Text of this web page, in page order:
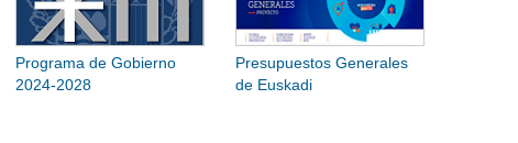
Programa de Gobierno
2024-2028
Presupuestos Generales
de Euskadi